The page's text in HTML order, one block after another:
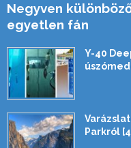
Negyven
egyetlen fán
Y-40
Parkról